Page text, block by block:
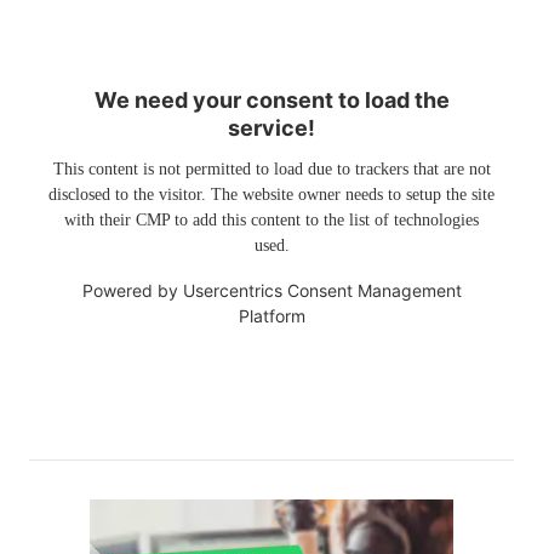
We need your consent to load the
service!
This content is not permitted to load due to trackers that are not
disclosed to the visitor. The website owner needs to setup the site
with their CMP to add this content to the list of technologies
used.
Powered by Usercentrics Consent Management
Platform